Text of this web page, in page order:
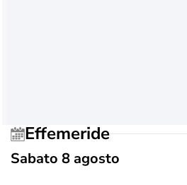
Effemeride
Sabato 8 agosto